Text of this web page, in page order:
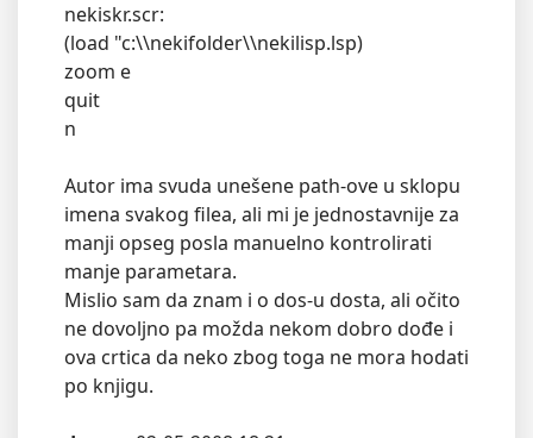
nekiskr.scr:
(load "c:\\nekifolder\\nekilisp.lsp)
zoom e
quit
n
Autor ima svuda unešene path-ove u sklopu
imena svakog filea, ali mi je jednostavnije za
manji opseg posla manuelno kontrolirati
manje parametara.
Mislio sam da znam i o dos-u dosta, ali očito
ne dovoljno pa možda nekom dobro dođe i
ova crtica da neko zbog toga ne mora hodati
po knjigu.